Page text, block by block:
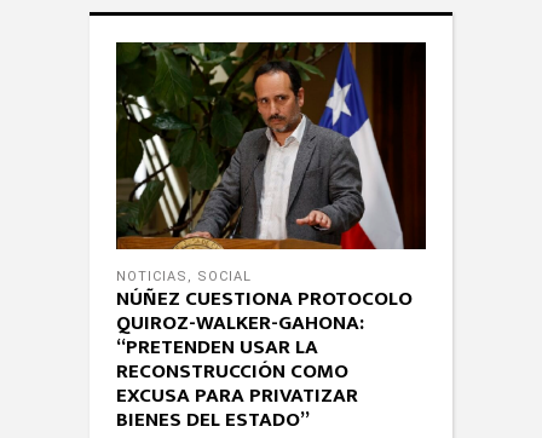
NOTICIAS , SOCIAL
NÚÑEZ CUESTIONA PROTOCOLO
QUIROZ-WALKER-GAHONA:
“PRETENDEN USAR LA
RECONSTRUCCIÓN COMO
EXCUSA PARA PRIVATIZAR
BIENES DEL ESTADO”